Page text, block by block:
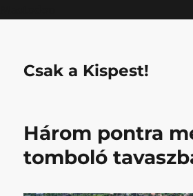
Csak a Kispest!
Három pontra
tomboló